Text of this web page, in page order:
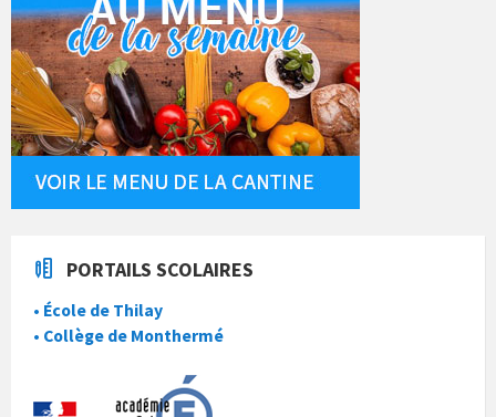
PORTAILS SCOLAIRES
• École de Thilay
• Collège de Monthermé